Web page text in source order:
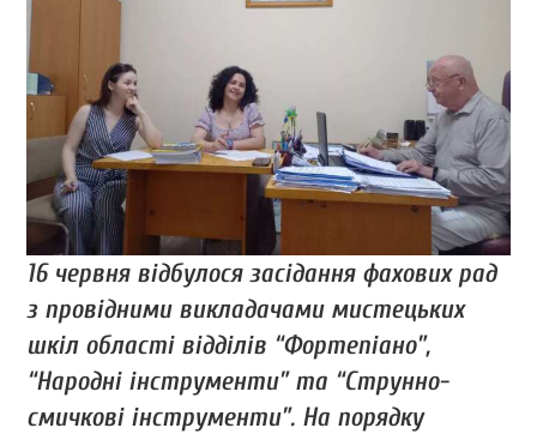
16 червня відбулося засідання фахових рад
з провідними викладачами мистецьких
шкіл області відділів “Фортепіано”,
“Народні інструменти” та “Струнно-
смичкові інструменти”. На порядку